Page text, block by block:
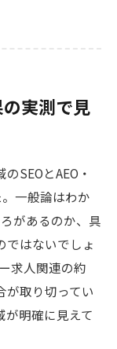
の実測で見
SEOとAEO・
一般論はわか
があるのか、具
ではないでしょ
求人関連の約
が取り切ってい
が明確に見えて